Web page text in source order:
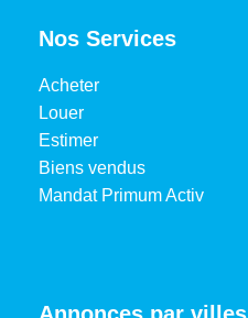
Nos Services
Acheter
Louer
Estimer
Biens vendus
Mandat Primum Activ